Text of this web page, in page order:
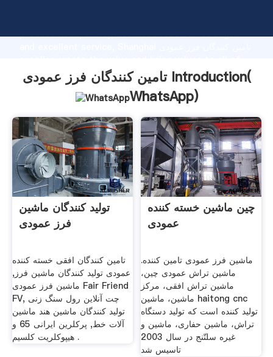
production capability, advanced research strength
customers.
تامین کنندگان فرز عمودی Introduction(
WhatsApp)
تولید کنندگان ماشین
فرز عمودی
تامین کنندگان افقی خسته کننده
عمودی تولید کنندگان ماشین فرز,
ماشین فرز عمودی Fair Friend
FV, چت آنلاین رول سنگ زنی
تولید کنندگان ماشین هند ماشین
آلات خط, پرکلرین ایرانی 65 و
هیپوکلریت کلسیم .
چین ماشین خسته کننده
عمودی
ماشین فرز عمودی تامین کننده.
ماشین تراش عمودی چین،
ماشین تراش افقی، مرکز
ماشین، ماشین haitong cnc
تولید کننده است که تولید دستگاه
تراش، ماشین حفاری، ماشین و
غیره سلتّنج در سال 2003
تاسیس شد